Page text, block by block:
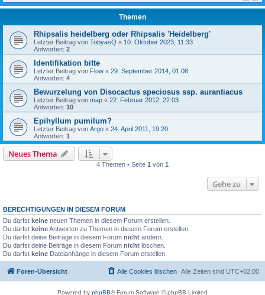
Themen
Rhipsalis heidelberg oder Rhipsalis 'Heidelberg'
Letzter Beitrag von TobyasQ « 10. Oktober 2023, 11:33
Antworten: 2
Identifikation bitte
Letzter Beitrag von Flow « 29. September 2014, 01:08
Antworten: 4
Bewurzelung von Disocactus speciosus ssp. aurantiacus
Letzter Beitrag von map « 22. Februar 2012, 22:03
Antworten: 10
Epihyllum pumilum?
Letzter Beitrag von Argo « 24. April 2011, 19:20
Antworten: 1
Neues Thema
4 Themen • Seite 1 von 1
Gehe zu
BERECHTIGUNGEN IN DIESEM FORUM
Du darfst keine neuen Themen in diesem Forum erstellen.
Du darfst keineAntworten zu Themen in diesem Forum erstellen.
Du darfst deine Beiträge in diesem Forum nicht ändern.
Du darfst deine Beiträge in diesem Forum nicht löschen.
Du darfst keine Dateianhänge in diesem Forum erstellen.
Foren-Übersicht Alle Zeiten sind UTC+02:00
Alle Cookies löschen
Powered by phpBB® Forum Software © phpBB Limited